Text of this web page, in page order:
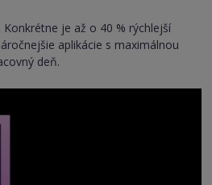
je až o 40 % rýchlejší
aplikácie s maximálnou
deň.